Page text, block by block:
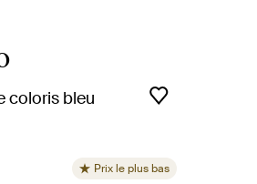
coloris bleu
Prix le plus bas